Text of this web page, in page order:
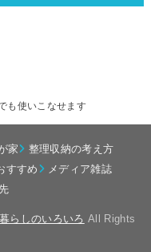
も使いこなせます
家
整理収納の考え方
すすめ
メディア雑誌
らしのいろいろ All Rights